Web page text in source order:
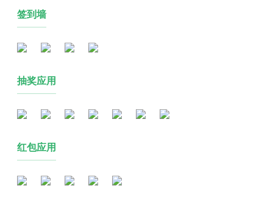
签到墙
抽奖应用
红包应用